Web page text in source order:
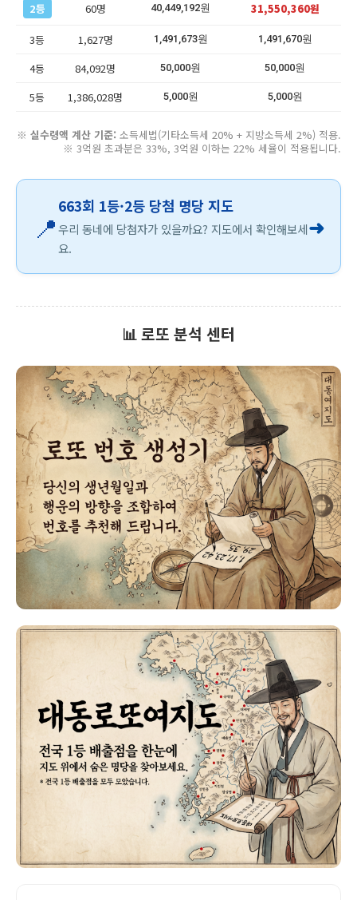
2등 60명 40,449,192원 31,550,360원
3등 1,627명 1,491,673원 1,491,670원
4등 84,092명 50,000원 50,000원
5등 1,386,028명 5,000원 5,000원
※ 실수령액 계산 기준: 소득세법(기타소득세 20% + 지방소득세 2%) 적용.
※ 3억원 초과분은 33%, 3억원 이하는 22% 세율이 적용됩니다.
📍
663회 1등·2등 당첨 명당 지도
우리 동네에 당첨자가 있을까요? 지도에서 확인해보세
요.
➜
📊 로또 분석 센터